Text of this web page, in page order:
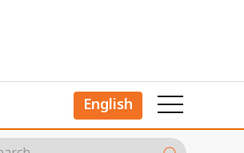
English